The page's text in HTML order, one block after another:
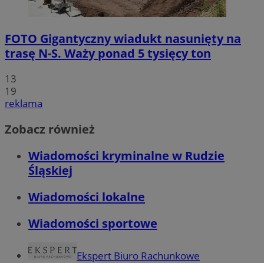
FOTO Gigantyczny wiadukt nasunięty na
trasę N-S. Waży ponad 5 tysięcy ton
13
19
reklama
Zobacz również
Wiadomości kryminalne w Rudzie
Śląskiej
Wiadomości lokalne
Wiadomości sportowe
Ekspert Biuro Rachunkowe